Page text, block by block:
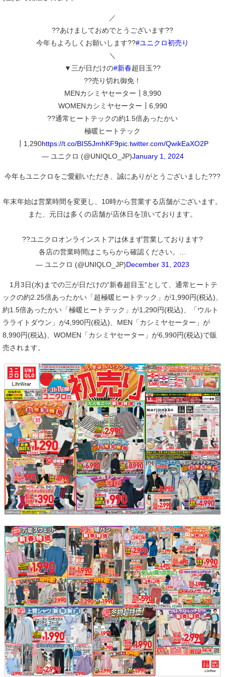
／
??あけましておめでとうございます??
今年もよろしくお願いします??#ユニクロ初売り
＼
▼三が日だけの#新春超目玉??
??売り切れ御免！
MENカシミヤセーター┃8,990
WOMENカシミヤセーター┃6,990
??通常ヒートテックの約1.5倍あったかい
極暖ヒートテック
┃1,290https://t.co/BIS5JmhKF9pic.twitter.com/QwikEaXO2P
— ユニクロ (@UNIQLO_JP)January 1, 2024
今年もユニクロをご愛顧いただき、誠にありがとうございました???
年末年始は営業時間を変更し、10時から営業する店舗がございます。
また、元日は多くの店舗が店休日を頂いております。
??ユニクロオンラインストアは休まず営業しております?
各店の営業時間はこちらから確認ください。…
— ユニクロ (@UNIQLO_JP)December 31, 2023
1月3日(水)までの三が日だけの“新春超目玉”として、通常ヒートテ
ックの約2.25倍あったかい「超極暖ヒートテック」が1,990円(税込)、
約1.5倍あったかい「極暖ヒートテック」が1,290円(税込)、「ウルト
ラライトダウン」が4,990円(税込)、MEN「カシミヤセーター」が
8,990円(税込)、WOMEN「カシミヤセーター」が6,990円(税込)で販
売されます。